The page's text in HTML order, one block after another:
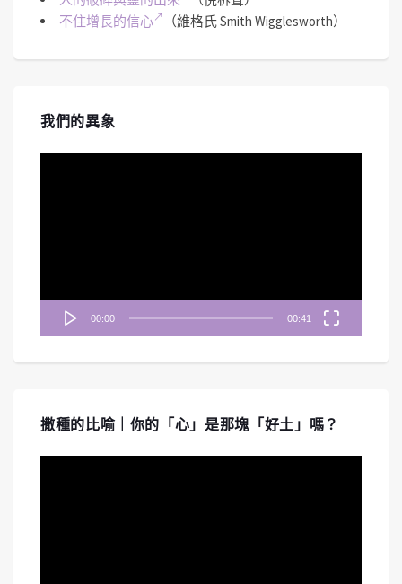
不住增長的信心
（維格氏 Smith Wigglesworth）
我們的異象
00:00 00:41
撒種的比喻｜你的「心」是那塊「好土」嗎？